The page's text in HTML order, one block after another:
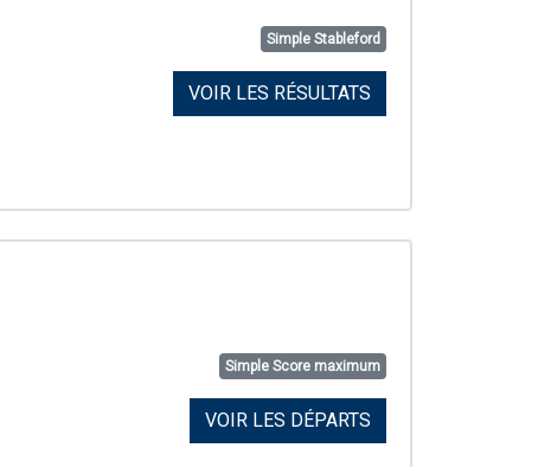
Simple Stableford
VOIR LES RÉSULTATS
Simple Score maximum
VOIR LES DÉPARTS